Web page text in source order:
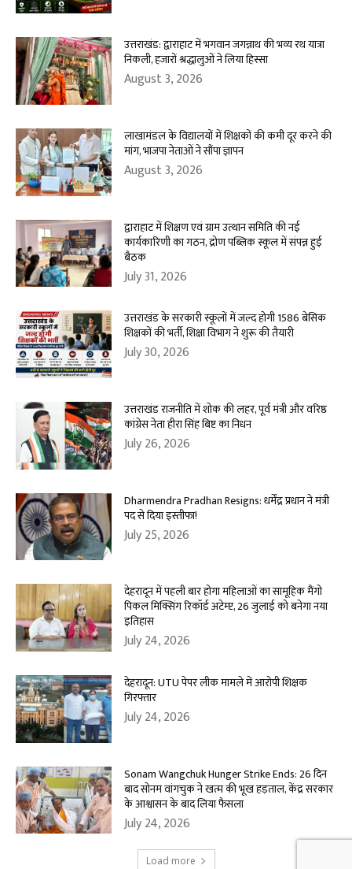
उत्तराखंड: द्वाराहाट में भगवान जगन्नाथ की भव्य रथ यात्रा
निकली, हजारों श्रद्धालुओं ने लिया हिस्सा
August 3, 2026
लाखामंडल के विद्यालयों में शिक्षकों की कमी दूर करने की
मांग, भाजपा नेताओं ने सौंपा ज्ञापन
August 3, 2026
द्वाराहाट में शिक्षण एवं ग्राम उत्थान समिति की नई
कार्यकारिणी का गठन, द्रोण पब्लिक स्कूल में संपन्न हुई
बैठक
July 31, 2026
उत्तराखंड के सरकारी स्कूलों में जल्द होगी 1586 बेसिक
शिक्षकों की भर्ती, शिक्षा विभाग ने शुरू की तैयारी
July 30, 2026
उत्तराखंड राजनीति में शोक की लहर, पूर्व मंत्री और वरिष्ठ
कांग्रेस नेता हीरा सिंह बिष्ट का निधन
July 26, 2026
Dharmendra Pradhan Resigns: धर्मेंद्र प्रधान ने मंत्री
पद से दिया इस्तीफा!
July 25, 2026
देहरादून में पहली बार होगा महिलाओं का सामूहिक मैंगो
पिकल मिक्सिंग रिकॉर्ड अटेम्प्ट, 26 जुलाई को बनेगा नया
इतिहास
July 24, 2026
देहरादून: UTU पेपर लीक मामले में आरोपी शिक्षक
गिरफ्तार
July 24, 2026
Sonam Wangchuk Hunger Strike Ends: 26 दिन
बाद सोनम वांगचुक ने खत्म की भूख हड़ताल, केंद्र सरकार
के आश्वासन के बाद लिया फैसला
July 24, 2026
Load more